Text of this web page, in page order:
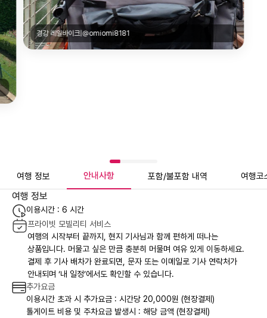
여행 정보 안내사항 포함/불포함 내역 여행코
여행 정보
이용시간 : 6 시간
프라이빗 모빌리티 서비스
여행의 시작부터 끝까지, 현지 기사님과 함께 편하게 떠나는
상품입니다. 머물고 싶은 만큼 충분히 머물며 여유 있게 이동하세요.
결제 후 기사 배차가 완료되면, 문자 또는 이메일로 기사 연락처가
안내되며 ‘내 일정’에서도 확인할 수 있습니다.
추가요금
이용시간 초과 시 추가요금 : 시간당 20,000원 (현장결제)
톨게이트 비용 및 주차요금 발생시 : 해당 금액 (현장결제)